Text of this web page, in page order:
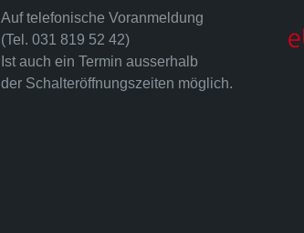
Auf telefonische Voranmeldung
(Tel. 031 819 52 42)
Ist auch ein Termin ausserhalb
der Schalteröffnungszeiten möglich.